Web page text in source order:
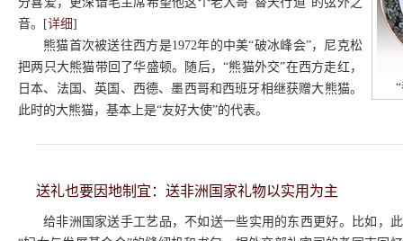
音。[详细]
熊猫首次被送往西方是1972年的中美“破冰峰会”，尼克松
把两只大熊猫带回了华盛顿。随后，“熊猫外交”在西方走红，
日本、法国、英国、西德、墨西哥和西班牙相继获赠大熊猫。
此时的大熊猫，基本上是“友好大使”的代表。
送礼也要因地制宜：送非洲国家礼物以实用为主
给非洲国家送手工艺品，不如送一些实用的东西更好。比如，